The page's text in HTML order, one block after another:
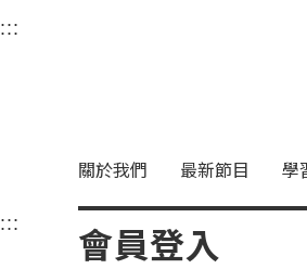
衛武營國家藝
中央內容區塊，為本頁主要內容區。
:::
關於我們 最新節目 學
::: 中央內容區塊，為本頁主要內容
會員登入